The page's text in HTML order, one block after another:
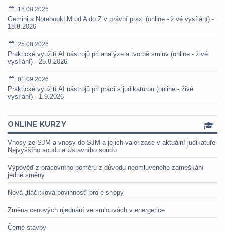
18.08.2026
Gemini a NotebookLM od A do Z v právní praxi (online - živé vysílání) -
18.8.2026
25.08.2026
Praktické využití AI nástrojů při analýze a tvorbě smluv (online - živé
vysílání) - 25.8.2026
01.09.2026
Praktické využití AI nástrojů při práci s judikaturou (online - živé
vysílání) - 1.9.2026
ONLINE KURZY
Vnosy ze SJM a vnosy do SJM a jejich valorizace v aktuální judikatuře
Nejvyššího soudu a Ústavního soudu
Výpověď z pracovního poměru z důvodu neomluveného zameškání
jedné směny
Nová „tlačítková povinnost“ pro e-shopy
Změna cenových ujednání ve smlouvách v energetice
Černé stavby